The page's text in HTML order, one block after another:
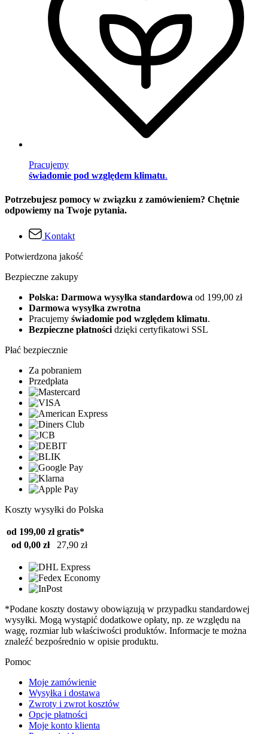
Pracujemy
świadomie pod względem klimatu.
Potrzebujesz pomocy w związku z zamówieniem? Chętnie
odpowiemy na Twoje pytania.
Kontakt
Potwierdzona jakość
Bezpieczne zakupy
Polska: Darmowa wysyłka standardowa od 199,00 zł
Darmowa wysyłka zwrotna
Pracujemy świadomie pod względem klimatu.
Bezpieczne płatności dzięki certyfikatowi SSL
Płać bezpiecznie
Za pobraniem
Przedpłata
Koszty wysyłki do Polska
od 199,00 zł gratis*
od 0,00 zł
27,90 zł
*Podane koszty dostawy obowiązują w przypadku standardowej
wysyłki. Mogą wystąpić dodatkowe opłaty, np. ze względu na
wagę, rozmiar lub właściwości produktów. Informacje te można
znaleźć bezpośrednio w opisie produktu.
Pomoc
Moje zamówienie
Wysyłka i dostawa
Zwroty i zwrot kosztów
Opcje płatności
Moje konto klienta